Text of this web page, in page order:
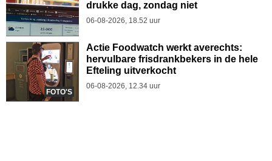
drukke dag, zondag niet
06-08-2026, 18.52 uur
FOTO'S
Actie Foodwatch werkt averechts:
hervulbare frisdrankbekers in de hele
Efteling uitverkocht
06-08-2026, 12.34 uur